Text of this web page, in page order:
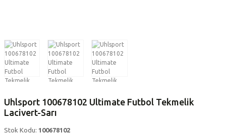
Uhlsport 100678102 Ultimate Futbol Tekmelik
Lacivert-Sarı
Stok Kodu: 100678102